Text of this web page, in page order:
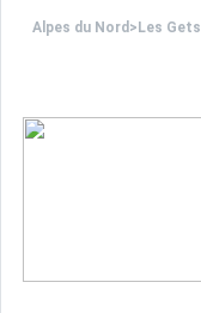
Sites CSE & Groupes
Alpes du Nord > Les Gets